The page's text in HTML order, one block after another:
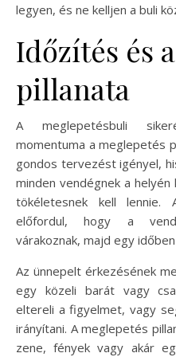
legyen, és ne kelljen a buli
Időzítés és
pillanata
A meglepetésbuli
momentuma a meglepetés
gondos tervezést igényel,
minden vendégnek a helyén
tökéletesnek kell lennie.
előfordul, hogy a
várakoznak, majd egy
Az ünnepelt érkezésének
egy közeli barát vagy
eltereli a figyelmet, vagy
irányítani. A meglepetés
zene, fények vagy akár